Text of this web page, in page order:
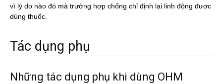
vì lý do nào đó mà trường hợp chống chỉ định lại linh động được
dùng thuốc.
Tác dụng phụ
Những tác dụng phụ khi dùng OHM